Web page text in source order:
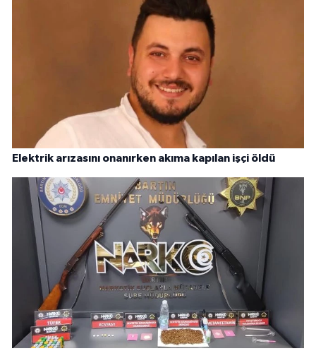
Elektrik arızasını onanırken akıma kapılan işçi öldü